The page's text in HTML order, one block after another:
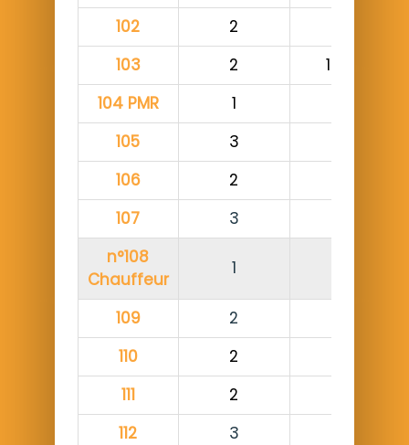
102
2
103
2
1
104 PMR
1
105
3
106
2
107
3
n°108
Chauffeur
1
109
2
110
2
111
2
112
3